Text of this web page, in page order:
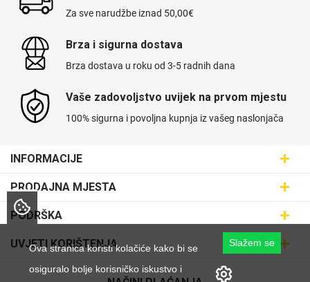
Za sve narudžbe iznad 50,00€
Brza i sigurna dostava
Brza dostava u roku od 3-5 radnih dana
Vaše zadovoljstvo uvijek na prvom mjestu
100% sigurna i povoljna kupnja iz vašeg naslonjača
INFORMACIJE
SVIJET MASKICA d.o.o.
Aleja javora 13, 10000 Zagreb
prodaja@maskice.hr
PRODAJNA MJESTA
Poslovnica Trešnjevka
Poslovnica Kvatrić
Poslovnica Velika Gorica
PODRŠKA
Dostava
UVJETI KORIŠTENJA
Klub vjernosti
Ova stranica koristi kolačiće kako bi se
osiguralo bolje korisničko iskustvo i
Slažem se